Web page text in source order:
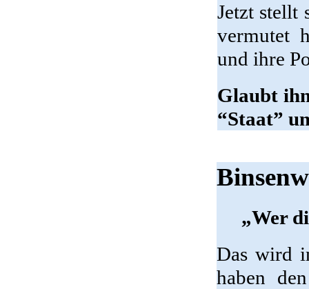
Jetzt stellt
vermutet
und ihre
Glaubt
“Staat”
„Wer
Das wird
haben